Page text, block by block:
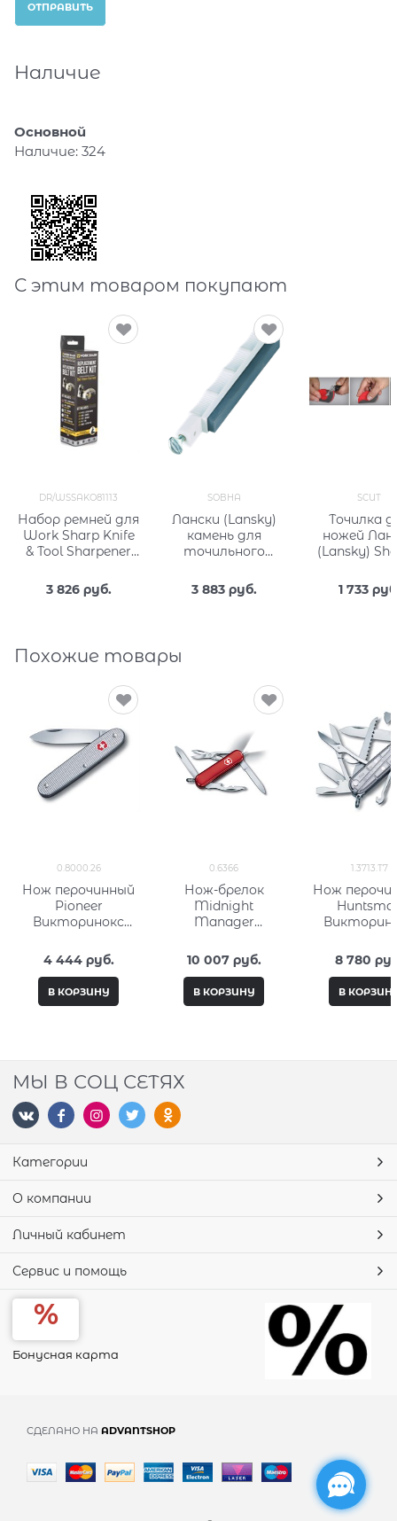
Наличие
Основной
Наличие: 324
С этим товаром покупают
DR/WSSAKO81113
Набор ремней для
Work Sharp Knife
& Tool Sharpener
DR, WSSAKO81113
3 826 руб.
SOBHA
Лански (Lansky)
камень для
точильного
BLACK HARD 2000
зернистость
3 883 руб.
SCUT
Точилка
ножей
(Lansky)
1 733
Похожие товары
0.8000.26
Нож перочинный
Pioneer
Викторинокс
0.8000.26
4 444 руб.
В КОРЗИНУ
0.6366
Нож-брелок
Midnight
Manager
(Victorinox) 0.6366
10 007 руб.
В КОРЗИНУ
1.3713.T7
Нож
1.3713.T7
8 780
В
МЫ В СОЦ СЕТЯХ
Категории
О компании
Личный кабинет
Сервис и помощь
Бонусная карта
СДЕЛАНО НА ADVANTSHOP